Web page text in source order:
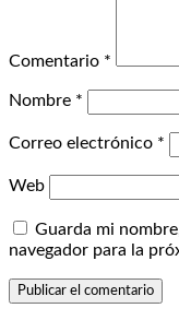
Comentario *
Nombre *
Correo electrónico *
Web
Guarda mi
navegador para la